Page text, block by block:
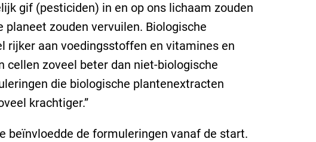
gif (pesticiden) in en op ons lichaam zouden
planeet zouden vervuilen. Biologische
rijker aan voedingsstoffen en vitamines en
cellen zoveel beter dan niet-biologische
die biologische plantenextracten
krachtiger.”
beïnvloedde de formuleringen vanaf de start.